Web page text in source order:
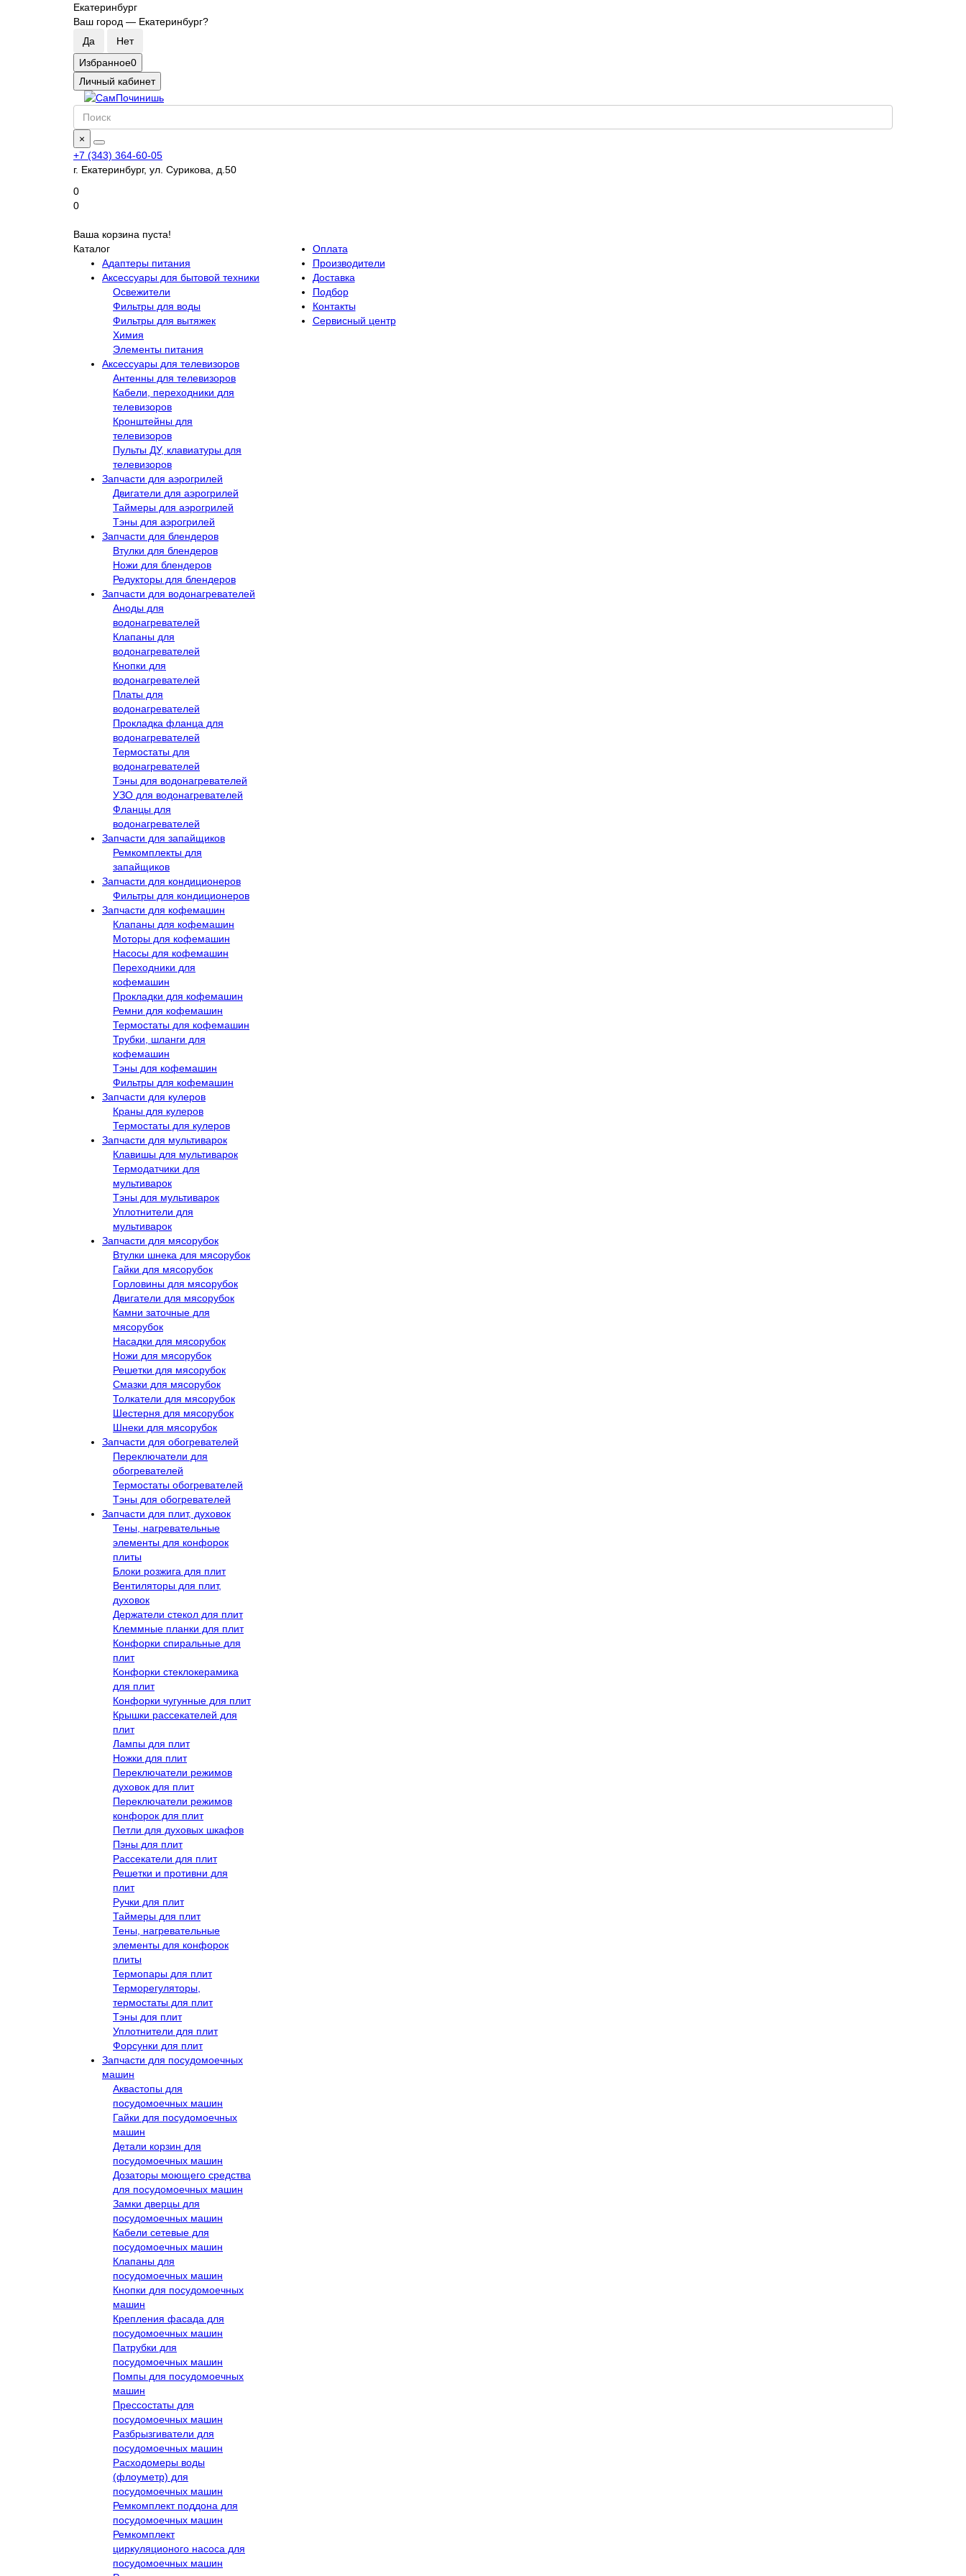
Екатеринбург
Ваш город — Екатеринбург?
Избранное0
Личный кабинет
×
+7 (343) 364-60-05
г. Екатеринбург, ул. Сурикова, д.50
0
0
Ваша корзина пуста!
Каталог
Адаптеры питания
Аксессуары для бытовой техники
Освежители
Фильтры для воды
Фильтры для вытяжек
Химия
Элементы питания
Аксессуары для телевизоров
Антенны для телевизоров
Кабели, переходники для
телевизоров
Кронштейны для
телевизоров
Пульты ДУ, клавиатуры для
телевизоров
Запчасти для аэрогрилей
Двигатели для аэрогрилей
Таймеры для аэрогрилей
Тэны для аэрогрилей
Запчасти для блендеров
Втулки для блендеров
Ножи для блендеров
Редукторы для блендеров
Запчасти для водонагревателей
Аноды для
водонагревателей
Клапаны для
водонагревателей
Кнопки для
водонагревателей
Платы для
водонагревателей
Прокладка фланца для
водонагревателей
Термостаты для
водонагревателей
Тэны для водонагревателей
УЗО для водонагревателей
Фланцы для
водонагревателей
Запчасти для запайщиков
Ремкомплекты для
запайщиков
Запчасти для кондиционеров
Фильтры для кондиционеров
Запчасти для кофемашин
Клапаны для кофемашин
Моторы для кофемашин
Насосы для кофемашин
Переходники для
кофемашин
Прокладки для кофемашин
Ремни для кофемашин
Термостаты для кофемашин
Трубки, шланги для
кофемашин
Тэны для кофемашин
Фильтры для кофемашин
Запчасти для кулеров
Краны для кулеров
Термостаты для кулеров
Запчасти для мультиварок
Клавишы для мультиварок
Термодатчики для
мультиварок
Тэны для мультиварок
Уплотнители для
мультиварок
Запчасти для мясорубок
Втулки шнека для мясорубок
Гайки для мясорубок
Горловины для мясорубок
Двигатели для мясорубок
Камни заточные для
мясорубок
Насадки для мясорубок
Ножи для мясорубок
Решетки для мясорубок
Смазки для мясорубок
Толкатели для мясорубок
Шестерня для мясорубок
Шнеки для мясорубок
Запчасти для обогревателей
Переключатели для
обогревателей
Термостаты обогревателей
Тэны для обогревателей
Запчасти для плит, духовок
Тены, нагревательные
элементы для конфорок
плиты
Блоки розжига для плит
Вентиляторы для плит,
духовок
Держатели стекол для плит
Клеммные планки для плит
Конфорки спиральные для
плит
Конфорки стеклокерамика
для плит
Конфорки чугунные для плит
Крышки рассекателей для
плит
Лампы для плит
Ножки для плит
Переключатели режимов
духовок для плит
Переключатели режимов
конфорок для плит
Петли для духовых шкафов
Пэны для плит
Рассекатели для плит
Решетки и противни для
плит
Ручки для плит
Таймеры для плит
Тены, нагревательные
элементы для конфорок
плиты
Термопары для плит
Терморегуляторы,
термостаты для плит
Тэны для плит
Уплотнители для плит
Форсунки для плит
Запчасти для посудомоечных
машин
Аквастопы для
посудомоечных машин
Гайки для посудомоечных
машин
Детали корзин для
посудомоечных машин
Дозаторы моющего средства
для посудомоечных машин
Замки дверцы для
посудомоечных машин
Кабели сетевые для
посудомоечных машин
Клапаны для
посудомоечных машин
Кнопки для посудомоечных
машин
Крепления фасада для
посудомоечных машин
Патрубки для
посудомоечных машин
Помпы для посудомоечных
машин
Прессостаты для
посудомоечных машин
Разбрызгиватели для
посудомоечных машин
Расходомеры воды
(флоуметр) для
посудомоечных машин
Ремкомплект поддона для
посудомоечных машин
Ремкомплект
циркуляционого насоса для
посудомоечных машин
Оплата
Производители
Доставка
Подбор
Контакты
Сервисный центр